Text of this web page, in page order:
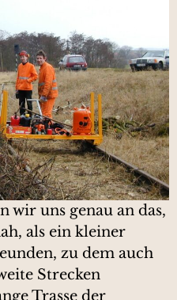
wir uns genau an das,
als ein kleiner
zu dem auch
Strecken
Trasse der